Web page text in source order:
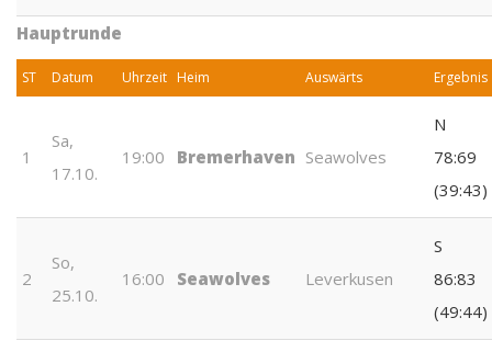
Hauptrunde
ST Datum Uhrzeit Heim Auswärts Ergebnis
1
Sa,
17.10.
19:00 Bremerhaven Seawolves
N
78:69
(39:43)
2
So,
25.10.
16:00 Seawolves Leverkusen
S
86:83
(49:44)